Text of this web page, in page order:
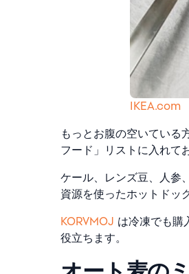
IKEA.com
もっとお腹の空いている
フード」リストに入れて
ケール、レンズ豆、人参
資源を使ったホットドッ
KORVMOJ は冷凍でも購
役立ちます。